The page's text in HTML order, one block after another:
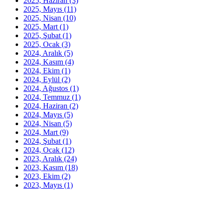
2025, Mayıs (11)
2025, Nisan (10)
2025, Mart (1)
2025, Şubat (1)
2025, Ocak (3)
2024, Aralık (5)
2024, Kasım (4)
2024, Ekim (1)
2024, Eylül (2)
2024, Ağustos (1)
2024, Temmuz (1)
2024, Haziran (2)
2024, Mayıs (5)
2024, Nisan (5)
2024, Mart (9)
2024, Şubat (1)
2024, Ocak (12)
2023, Aralık (24)
2023, Kasım (18)
2023, Ekim (2)
2023, Mayıs (1)